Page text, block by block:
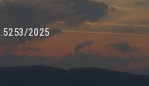
2025